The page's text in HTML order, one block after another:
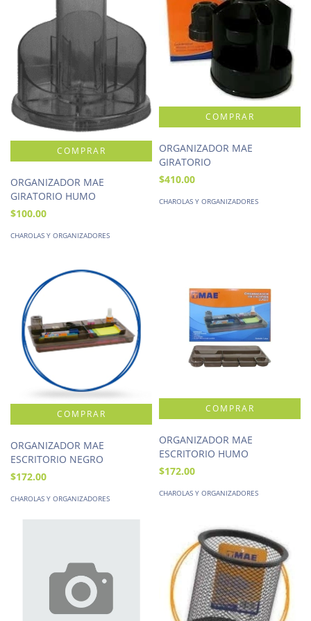
ORGANIZADOR MAE
GIRATORIO HUMO
$100.00
CHAROLAS Y ORGANIZADORES
ORGANIZADOR MAE
GIRATORIO
$410.00
CHAROLAS Y ORGANIZADORES
ORGANIZADOR MAE
ESCRITORIO NEGRO
$172.00
CHAROLAS Y ORGANIZADORES
ORGANIZADOR MAE
ESCRITORIO HUMO
$172.00
CHAROLAS Y ORGANIZADORES